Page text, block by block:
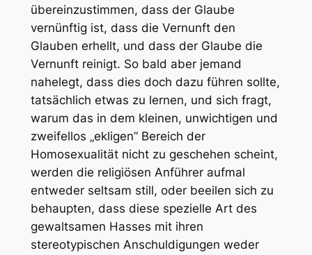
übereinzustimmen, dass der Glaube
vernünftig ist, dass die Vernunft den
Glauben erhellt, und dass der Glaube die
Vernunft reinigt. So bald aber jemand
nahelegt, dass dies doch dazu führen sollte,
tatsächlich etwas zu lernen, und sich fragt,
warum das in dem kleinen, unwichtigen und
zweifellos „ekligen” Bereich der
Homosexualität nicht zu geschehen scheint,
werden die religiösen Anführer aufmal
entweder seltsam still, oder beeilen sich zu
behaupten, dass diese spezielle Art des
gewaltsamen Hasses mit ihren
stereotypischen Anschuldigungen weder